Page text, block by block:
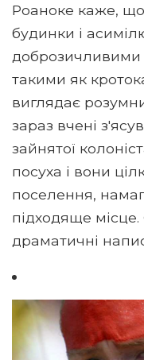
Роаноке каже, що
будинки і
такими як
виглядає
зараз вчені
зайнятої
посуха і вони
поселення,
підходяще місце.
драматичні